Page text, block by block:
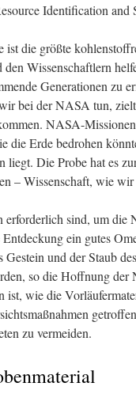
Identification
die größte
Wissenschaftlern
Generationen zu
bei der NASA tun,
NASA-
die Erde bedrohen
liegt. Die Probe hat es
– Wissenschaft, wie
sind, um die
Entdeckung ein gutes
Gestein und der Staub
so die Hoffnung
ist, wie die
zu vermeiden.